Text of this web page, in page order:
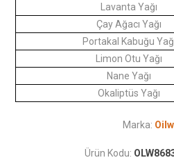
Lavanta Yağı
Çay Ağacı Yağı
Portakal Kabuğu
Limon Otu Yağı
Nane Yağı
Okaliptüs Yağı
Marka:
Ürün Kodu: